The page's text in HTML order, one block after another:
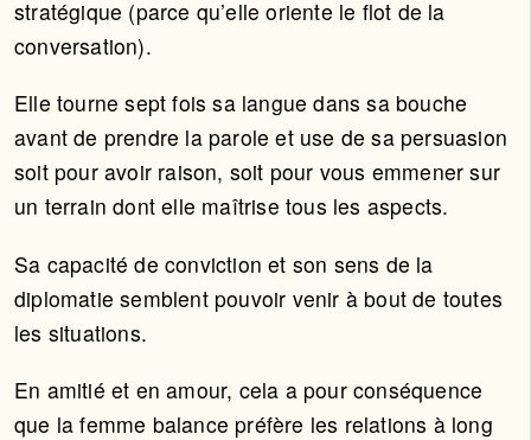
stratégique (parce qu’elle oriente le flot de la
conversation).
Elle tourne sept fois sa langue dans sa bouche
avant de prendre la parole et use de sa persuasion
soit pour avoir raison, soit pour vous emmener sur
un terrain dont elle maîtrise tous les aspects.
Sa capacité de conviction et son sens de la
diplomatie semblent pouvoir venir à bout de toutes
les situations.
En amitié et en amour, cela a pour conséquence
que la femme balance préfère les relations à long